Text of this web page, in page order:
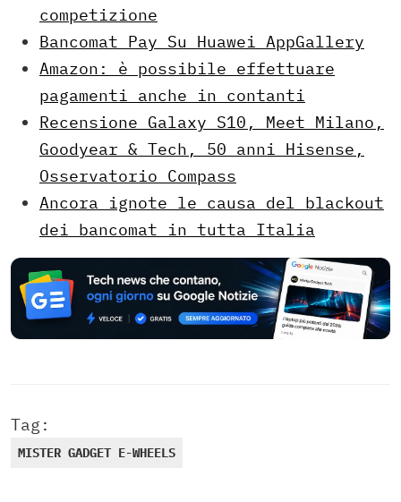
competizione
Bancomat Pay Su Huawei AppGallery
Amazon: è possibile effettuare
pagamenti anche in contanti
Recensione Galaxy S10, Meet Milano,
Goodyear & Tech, 50 anni Hisense,
Osservatorio Compass
Ancora ignote le causa del blackout
dei bancomat in tutta Italia
Tag:
MISTER GADGET E-WHEELS